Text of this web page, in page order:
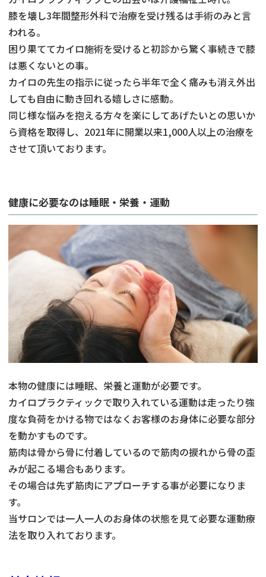
膝を壊し3年間整形外科で治療を受け残るは手術のみと言
われる。
困り果ててカイロ施術を受けると初診から驚く事続きで膝
は悪くないとの事。
カイロの先生の指示に従ったら半年で全く痛みも消え外出
しても自由に動き回れる嬉しさに感動。
同じ様な悩みを抱える方々を楽にしてあげたいとの思いか
ら資格を取得し、2021年に開業以来1,000人以上の治療を
させて頂いております。
健康に必要なのは睡眠・栄養・運動
本物の健康には睡眠、栄養と運動が必要です。
カイロプラクティックで取り入れている運動は走ったり強
度な負荷をかける物ではなくお客様のお身体に必要な部分
を動かすものです。
筋肉は骨から骨に付着しているので筋肉の捩れから骨の歪
みが起こる場合もあります。
その場合は先ず筋肉にアプローチする事が必要になりま
す。
当サロンでは一人一人のお身体の状態を見て必要な運動療
法を取り入れております。